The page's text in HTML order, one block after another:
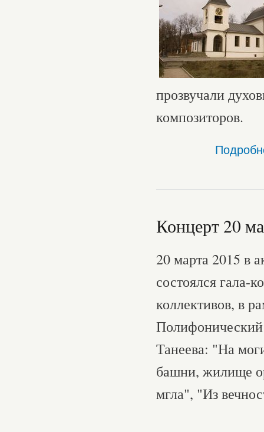
прозвучали
композиторов.
Концерт 20
20 марта 2015 в
состоялся гала-
коллективов, в
Танеева: "На
башни, жилище
мгла", "Из